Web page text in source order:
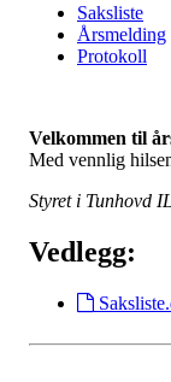
Saksliste
Årsmelding
Protokoll
Velkommen til
Med vennlig
Styret i Tunhovd IL
Vedlegg: